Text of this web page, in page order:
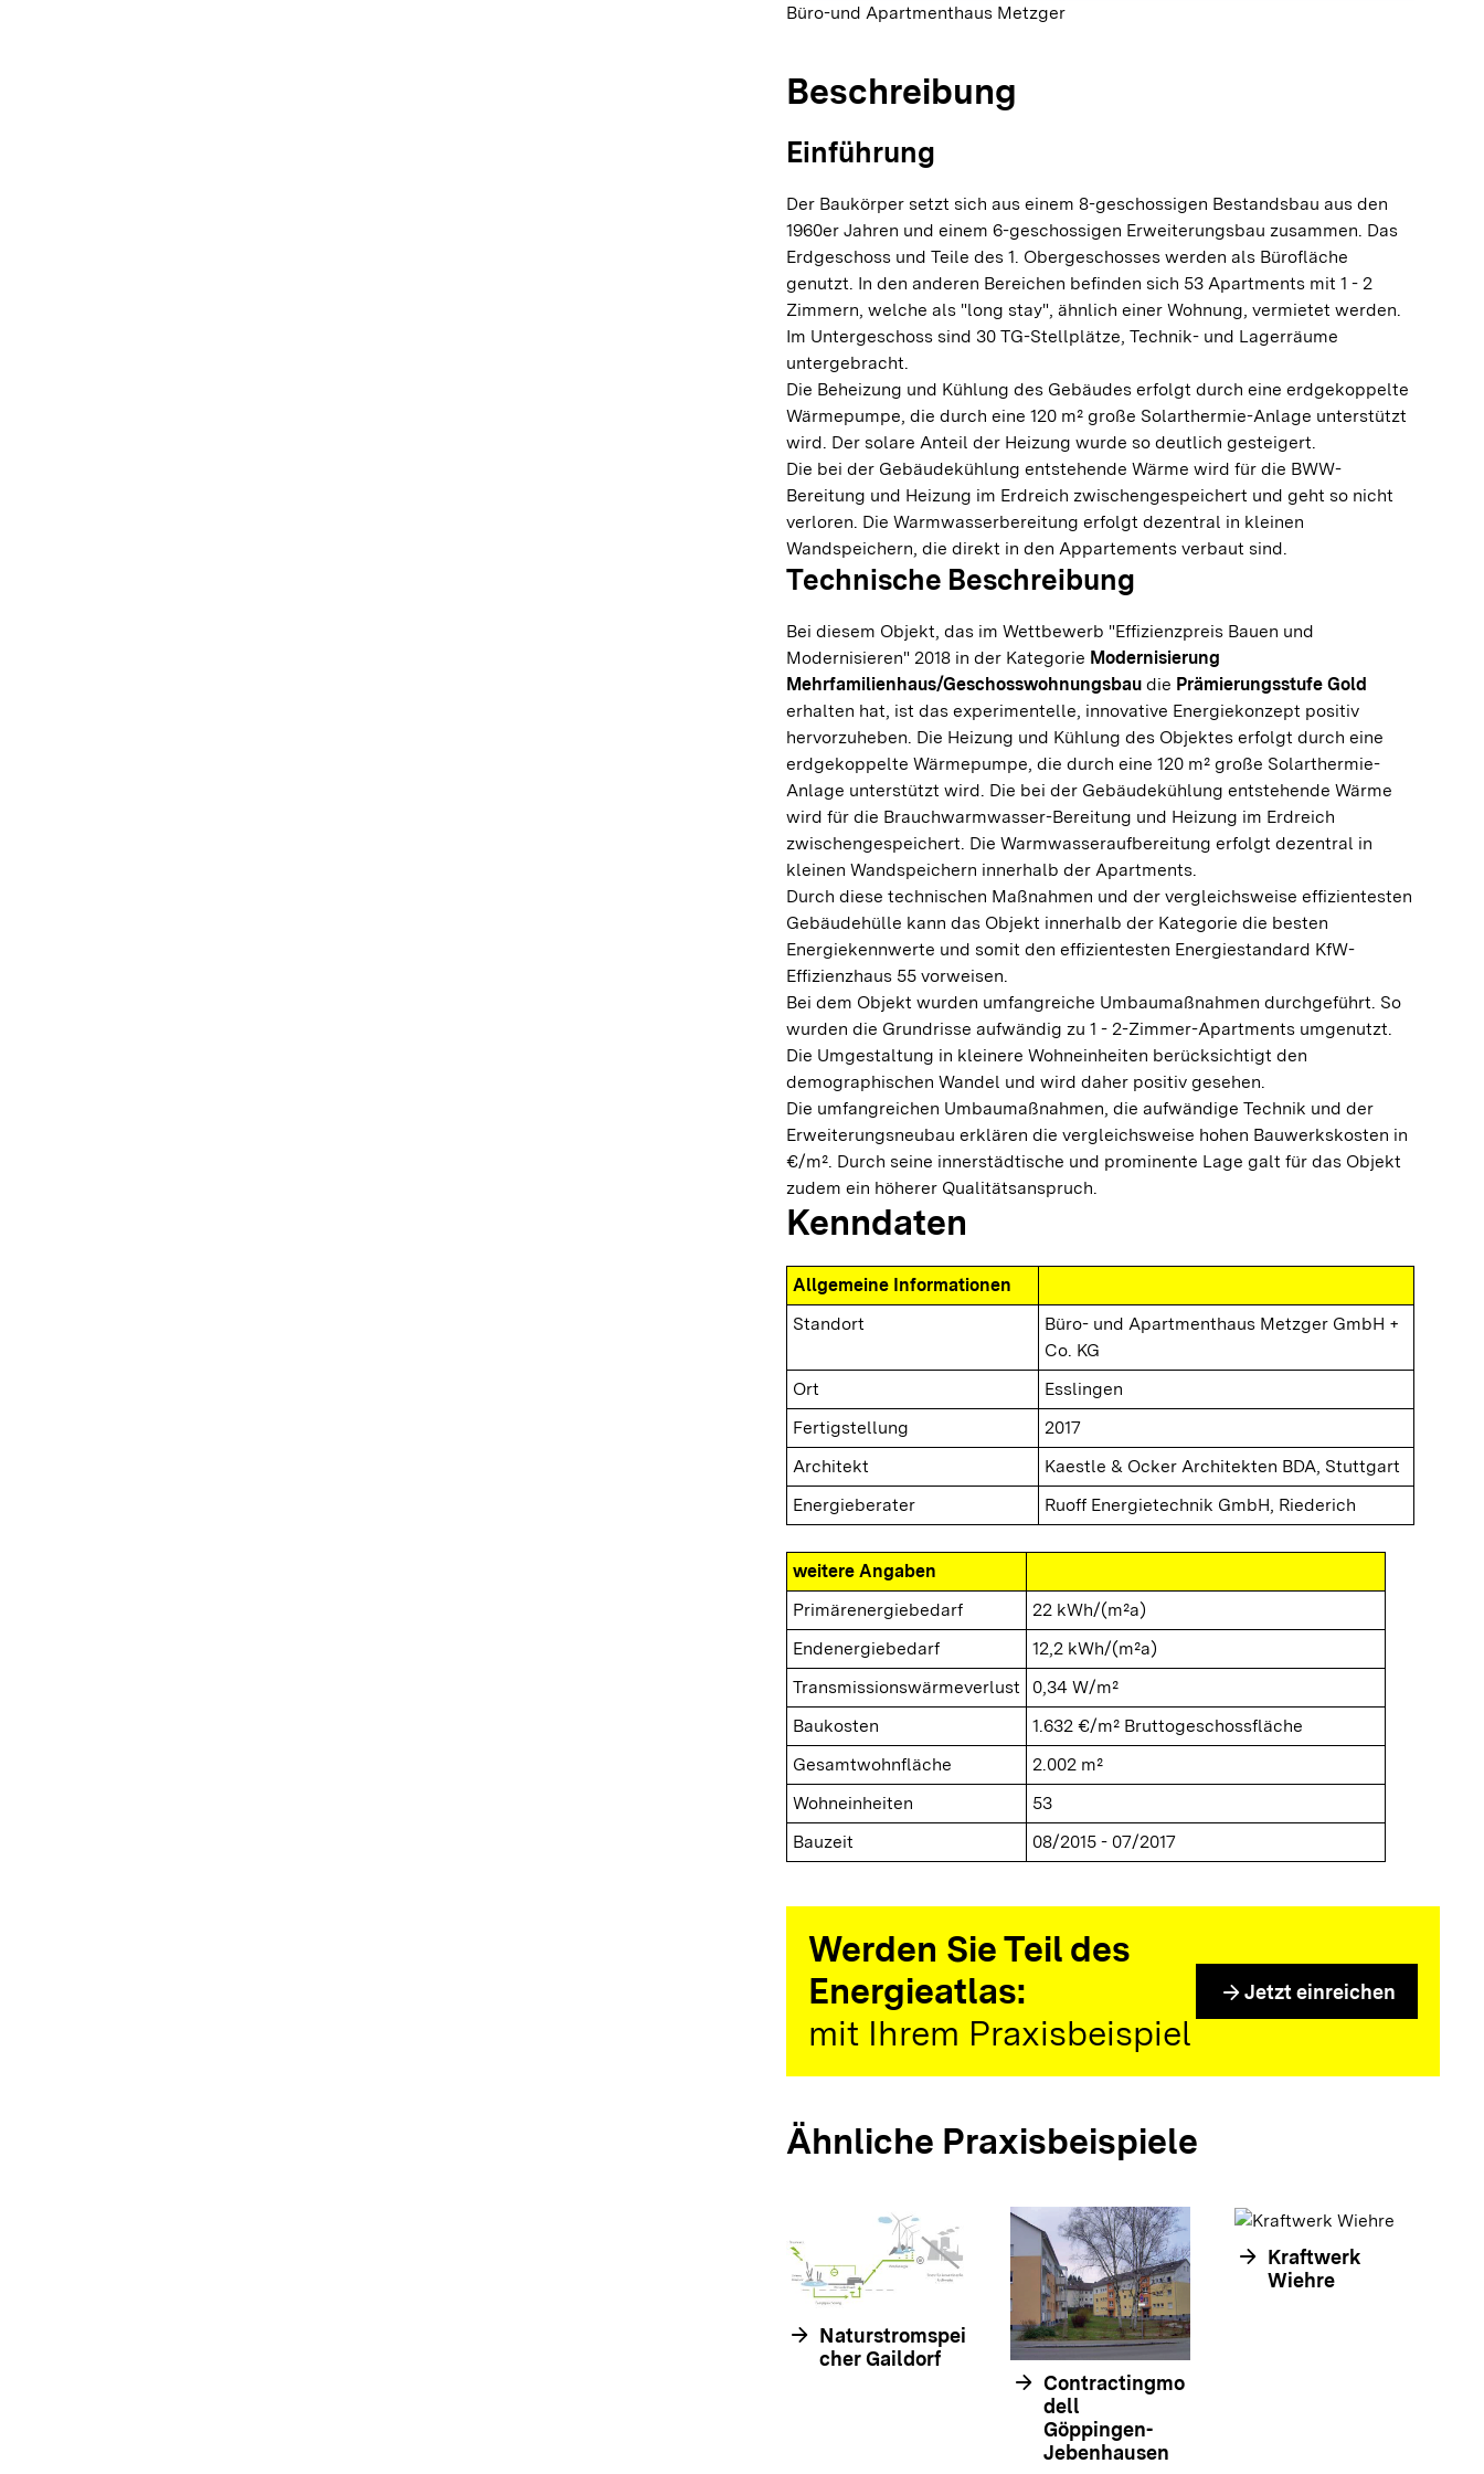
Büro-und Apartmenthaus Metzger
Beschreibung
Einführung
Der Baukörper setzt sich aus einem 8-geschossigen Bestandsbau aus den
1960er Jahren und einem 6-geschossigen Erweiterungsbau zusammen. Das
Erdgeschoss und Teile des 1. Obergeschosses werden als Bürofläche
genutzt. In den anderen Bereichen befinden sich 53 Apartments mit 1 - 2
Zimmern, welche als "long stay", ähnlich einer Wohnung, vermietet werden.
Im Untergeschoss sind 30 TG-Stellplätze, Technik- und Lagerräume
untergebracht.
Die Beheizung und Kühlung des Gebäudes erfolgt durch eine erdgekoppelte
Wärmepumpe, die durch eine 120 m² große Solarthermie-Anlage unterstützt
wird. Der solare Anteil der Heizung wurde so deutlich gesteigert.
Die bei der Gebäudekühlung entstehende Wärme wird für die BWW-
Bereitung und Heizung im Erdreich zwischengespeichert und geht so nicht
verloren. Die Warmwasserbereitung erfolgt dezentral in kleinen
Wandspeichern, die direkt in den Appartements verbaut sind.
Technische Beschreibung
Bei diesem Objekt, das im Wettbewerb "Effizienzpreis Bauen und
Modernisieren" 2018 in der Kategorie Modernisierung
Mehrfamilienhaus/Geschosswohnungsbau die Prämierungsstufe Gold
erhalten hat, ist das experimentelle, innovative Energiekonzept positiv
hervorzuheben. Die Heizung und Kühlung des Objektes erfolgt durch eine
erdgekoppelte Wärmepumpe, die durch eine 120 m² große Solarthermie-
Anlage unterstützt wird. Die bei der Gebäudekühlung entstehende Wärme
wird für die Brauchwarmwasser-Bereitung und Heizung im Erdreich
zwischengespeichert. Die Warmwasseraufbereitung erfolgt dezentral in
kleinen Wandspeichern innerhalb der Apartments.
Durch diese technischen Maßnahmen und der vergleichsweise effizientesten
Gebäudehülle kann das Objekt innerhalb der Kategorie die besten
Energiekennwerte und somit den effizientesten Energiestandard KfW-
Effizienzhaus 55 vorweisen.
Bei dem Objekt wurden umfangreiche Umbaumaßnahmen durchgeführt. So
wurden die Grundrisse aufwändig zu 1 - 2-Zimmer-Apartments umgenutzt.
Die Umgestaltung in kleinere Wohneinheiten berücksichtigt den
demographischen Wandel und wird daher positiv gesehen.
Die umfangreichen Umbaumaßnahmen, die aufwändige Technik und der
Erweiterungsneubau erklären die vergleichsweise hohen Bauwerkskosten in
€/m². Durch seine innerstädtische und prominente Lage galt für das Objekt
zudem ein höherer Qualitätsanspruch.
Kenndaten
Allgemeine Informationen
Standort
Büro- und Apartmenthaus Metzger GmbH +
Co. KG
Ort
Esslingen
Fertigstellung
2017
Architekt
Kaestle & Ocker Architekten BDA, Stuttgart
Energieberater
Ruoff Energietechnik GmbH, Riederich
weitere Angaben
Primärenergiebedarf
22 kWh/(m²a)
Endenergiebedarf
12,2 kWh/(m²a)
Transmissionswärmeverlust
0,34 W/m²
Baukosten
1.632 €/m² Bruttogeschossfläche
Gesamtwohnfläche
2.002 m²
Wohneinheiten
53
Bauzeit
08/2015 - 07/2017
Werden Sie Teil des
Energieatlas:
mit Ihrem Praxisbeispiel
arrow_forward Jetzt einreichen
Ähnliche Praxisbeispiele
arrow_forward Naturstromspei
cher Gaildorf
arrow_forward Contractingmo
dell
Göppingen-
Jebenhausen
arrow_forward Kraftwerk
Wiehre